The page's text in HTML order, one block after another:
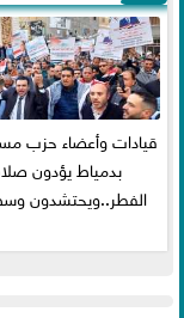
قيادات وأعضاء حزب
بدمياط يؤدون
الفطر..ويحتشدون